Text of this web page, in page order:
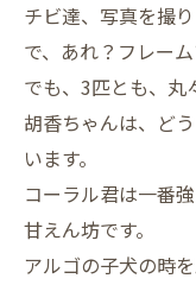
チビ達、写真を撮
で、あれ？フレー
でも、3匹とも、丸
胡香ちゃんは、ど
います。
コーラル君は一番
甘えん坊です。
アルゴの子犬の時